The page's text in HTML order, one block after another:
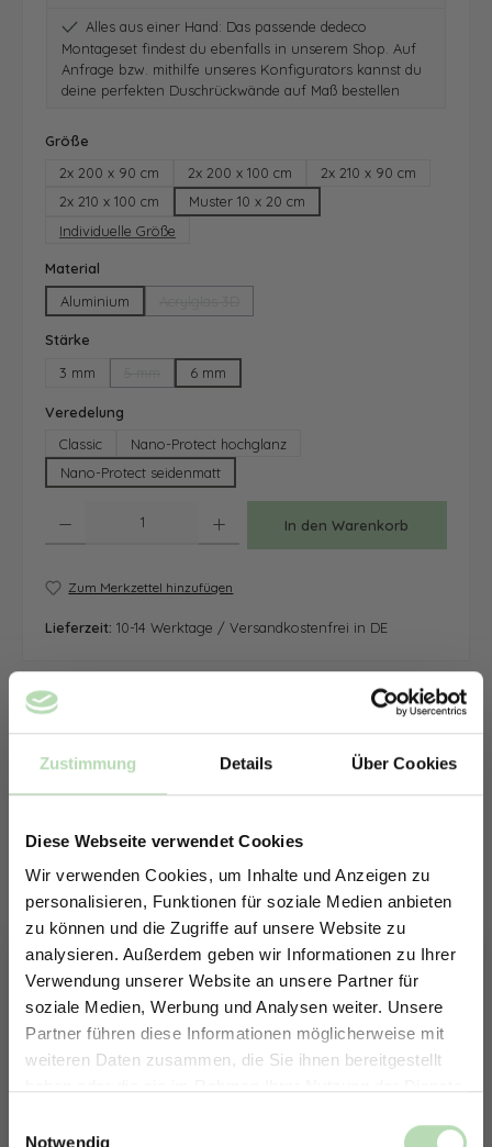
Zustimmung Details Über Cookies
Diese Webseite verwendet Cookies
Wir verwenden Cookies, um Inhalte und Anzeigen zu
personalisieren, Funktionen für soziale Medien anbieten
zu können und die Zugriffe auf unsere Website zu
analysieren. Außerdem geben wir Informationen zu Ihrer
Verwendung unserer Website an unsere Partner für
soziale Medien, Werbung und Analysen weiter. Unsere
Partner führen diese Informationen möglicherweise mit
weiteren Daten zusammen, die Sie ihnen bereitgestellt
Notwendig
Alles aus einer Hand: Das passende dedeco
Montageset findest du ebenfalls in unserem Shop. Auf
Anfrage bzw. mithilfe unseres Konfigurators kannst du
deine perfekten Duschrückwände auf Maß bestellen
Größe
2x 200 x 90 cm
2x 200 x 100 cm
2x 210 x 90 cm
2x 210 x 100 cm
Muster 10 x 20 cm
Individuelle Größe
Material
Aluminium
Stärke
3 mm
(Diese Option ist zurzeit nicht verfügbar.)
6 mm
Veredelung
Classic
Nano-Protect hochglanz
Nano-Protect seidenmatt
In den Warenkorb
Zum Merkzettel hinzufügen
Lieferzeit: 10-14 Werktage / Versandkostenfrei in DE
Erstelle in nur 4 Schritten deine
ERHALTE 5% RABATT AUF
DEINE RÜCKWÄNDE